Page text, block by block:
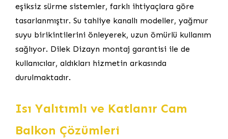
eşiksiz sürme sistemler, farklı ihtiyaçlara göre
tasarlanmıştır. Su tahliye kanallı modeller, yağmur
suyu birikintilerini önleyerek, uzun ömürlü kullanım
sağlıyor. Dilek Dizayn montaj garantisi ile de
kullanıcılar, aldıkları hizmetin arkasında
durulmaktadır.
Isı Yalıtımlı ve Katlanır Cam
Balkon Çözümleri